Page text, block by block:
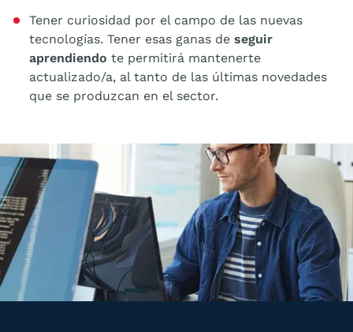
Tener curiosidad por el campo de las nuevas
tecnologías. Tener esas ganas de seguir
aprendiendo te permitirá mantenerte
actualizado/a, al tanto de las últimas novedades
que se produzcan en el sector.